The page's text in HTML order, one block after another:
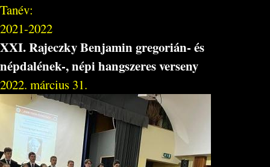
Tanév:
2021-2022
XXI. Rajeczky Benjamin gregorián- és
népdalének-, népi hangszeres verseny
2022. március 31.